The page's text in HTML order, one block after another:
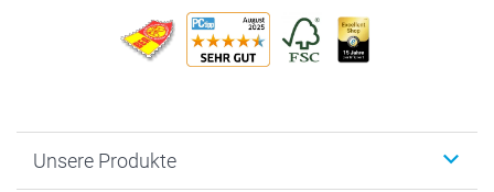
Unsere Produkte